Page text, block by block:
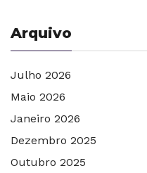
Arquivo
Julho 2026
Maio 2026
Janeiro 2026
Dezembro 2025
Outubro 2025